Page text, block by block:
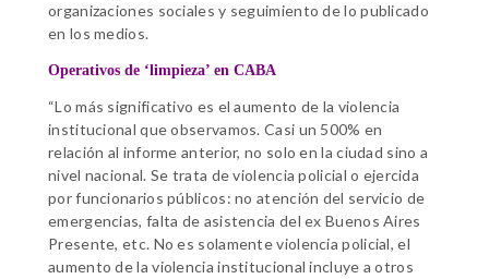
organizaciones sociales y seguimiento de lo publicado
en los medios.
Operativos de ‘limpieza’ en CABA
“Lo más significativo es el aumento de la violencia
institucional que observamos. Casi un 500% en
relación al informe anterior, no solo en la ciudad sino a
nivel nacional. Se trata de violencia policial o ejercida
por funcionarios públicos: no atención del servicio de
emergencias, falta de asistencia del ex Buenos Aires
Presente, etc. No es solamente violencia policial, el
aumento de la violencia institucional incluye a otros